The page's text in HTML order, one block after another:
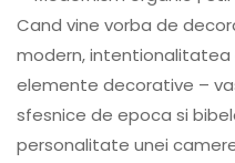
Cand vine vorba de
modern,
elemente decorative –
sfesnice de epoca si
personalitate unei